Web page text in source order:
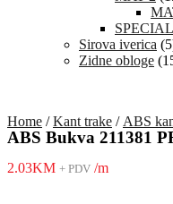
SPECIAL
Sirova iverica
Zidne obloge
Home /Kant trake / ABS
ABS Bukva 211381
2.03KM + PDV /m